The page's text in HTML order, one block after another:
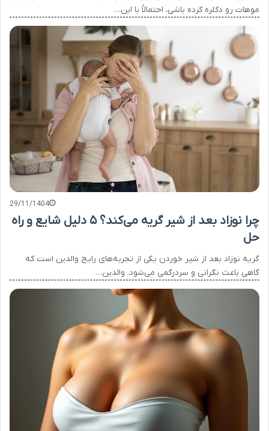
موهات رو دکلره کرده باشی، احتمالاً با این…
29/11/1404
چرا نوزاد بعد از شیر گریه می‌کند؟ ۵ دلیل شایع و راه‌
حل
گریه نوزاد بعد از شیر خوردن یکی از تجربه‌های رایج والدین است که
گاهی باعث نگرانی و سردرگمی می‌شود. والدین…